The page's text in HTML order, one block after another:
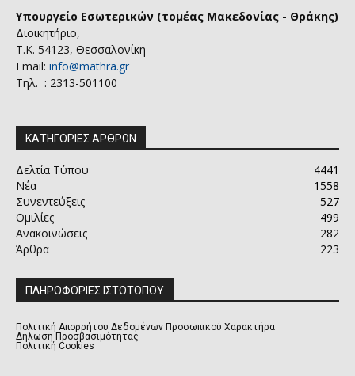
Υπουργείο Εσωτερικών (τομέας Μακεδονίας - Θράκης)
Διοικητήριο,
Τ.Κ. 54123, Θεσσαλονίκη
Email: info@mathra.gr
Τηλ. : 2313-501100
ΚΑΤΗΓΟΡΙΕΣ ΑΡΘΡΩΝ
Δελτία Τύπου
4441
Νέα
1558
Συνεντεύξεις
527
Ομιλίες
499
Ανακοινώσεις
282
Άρθρα
223
ΠΛΗΡΟΦΟΡΙΕΣ ΙΣΤΟΤΟΠΟΥ
Πολιτική Απορρήτου Δεδομένων Προσωπικού Χαρακτήρα
Δήλωση Προσβασιμότητας
Πολιτική Cookies